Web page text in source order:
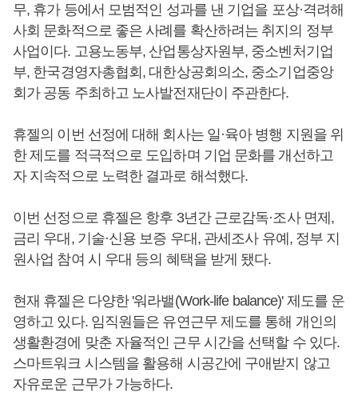
무, 휴가 등에서 모범적인 성과를 낸 기업을 포상·격려해
사회 문화적으로 좋은 사례를 확산하려는 취지의 정부
사업이다. 고용노동부, 산업통상자원부, 중소벤처기업
부, 한국경영자총협회, 대한상공회의소, 중소기업중앙
회가 공동 주최하고 노사발전재단이 주관한다.
휴젤의 이번 선정에 대해 회사는 일·육아 병행 지원을 위
한 제도를 적극적으로 도입하며 기업 문화를 개선하고
자 지속적으로 노력한 결과로 해석했다.
이번 선정으로 휴젤은 항후 3년간 근로감독·조사 면제,
금리 우대, 기술·신용 보증 우대, 관세조사 유예, 정부 지
원사업 참여 시 우대 등의 혜택을 받게 됐다.
현재 휴젤은 다양한 '워라밸(Work-life balance)' 제도를 운
영하고 있다. 임직원들은 유연근무 제도를 통해 개인의
생활환경에 맞춘 자율적인 근무 시간을 선택할 수 있다.
스마트워크 시스템을 활용해 시공간에 구애받지 않고
자유로운 근무가 가능하다.